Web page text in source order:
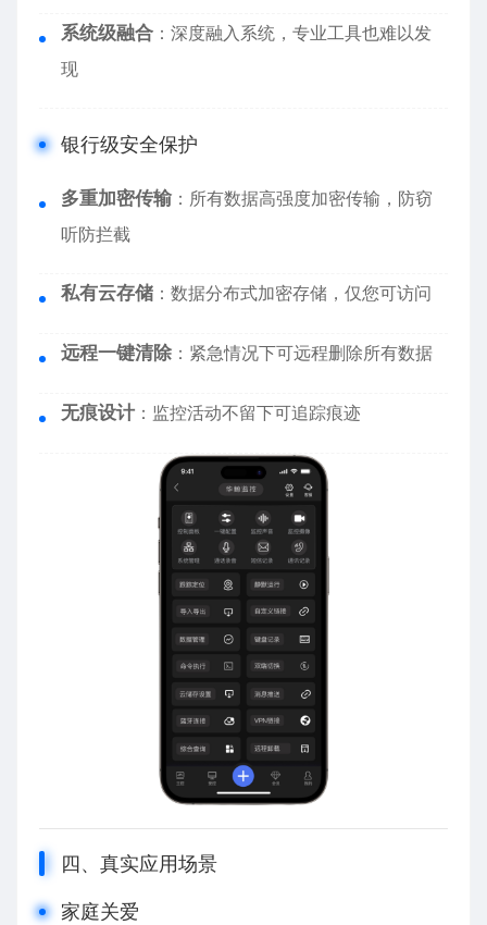
系统级融合 ：深度融入系统，专业工具也难以发
现
银行级安全保护
多重加密传输 ：所有数据高强度加密传输，防窃
听防拦截
私有云存储 ：数据分布式加密存储，仅您可访问
远程一键清除 ：紧急情况下可远程删除所有数据
无痕设计 ：监控活动不留下可追踪痕迹
四、真实应用场景
家庭关爱